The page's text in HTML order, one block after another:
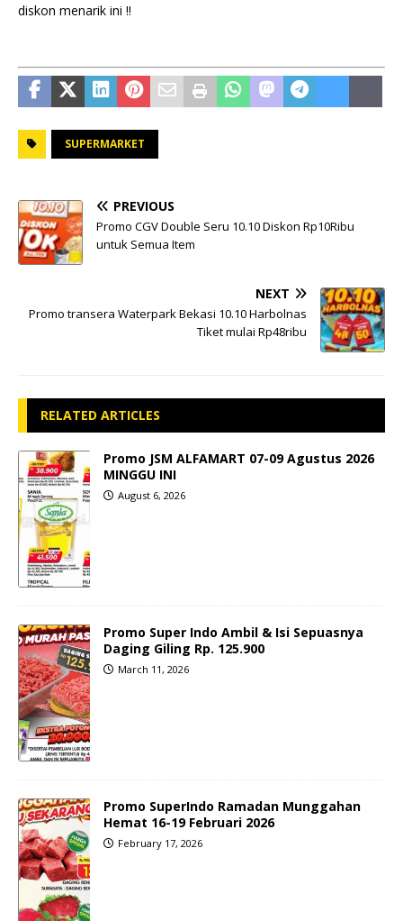
diskon menarik ini !!
SUPERMARKET
PREVIOUS
Promo CGV Double Seru 10.10 Diskon Rp10Ribu
untuk Semua Item
NEXT
Promo transera Waterpark Bekasi 10.10 Harbolnas
Tiket mulai Rp48ribu
RELATED ARTICLES
Promo JSM ALFAMART 07-09 Agustus 2026
MINGGU INI
August 6, 2026
Promo Super Indo Ambil & Isi Sepuasnya
Daging Giling Rp. 125.900
March 11, 2026
Promo SuperIndo Ramadan Munggahan
Hemat 16-19 Februari 2026
February 17, 2026